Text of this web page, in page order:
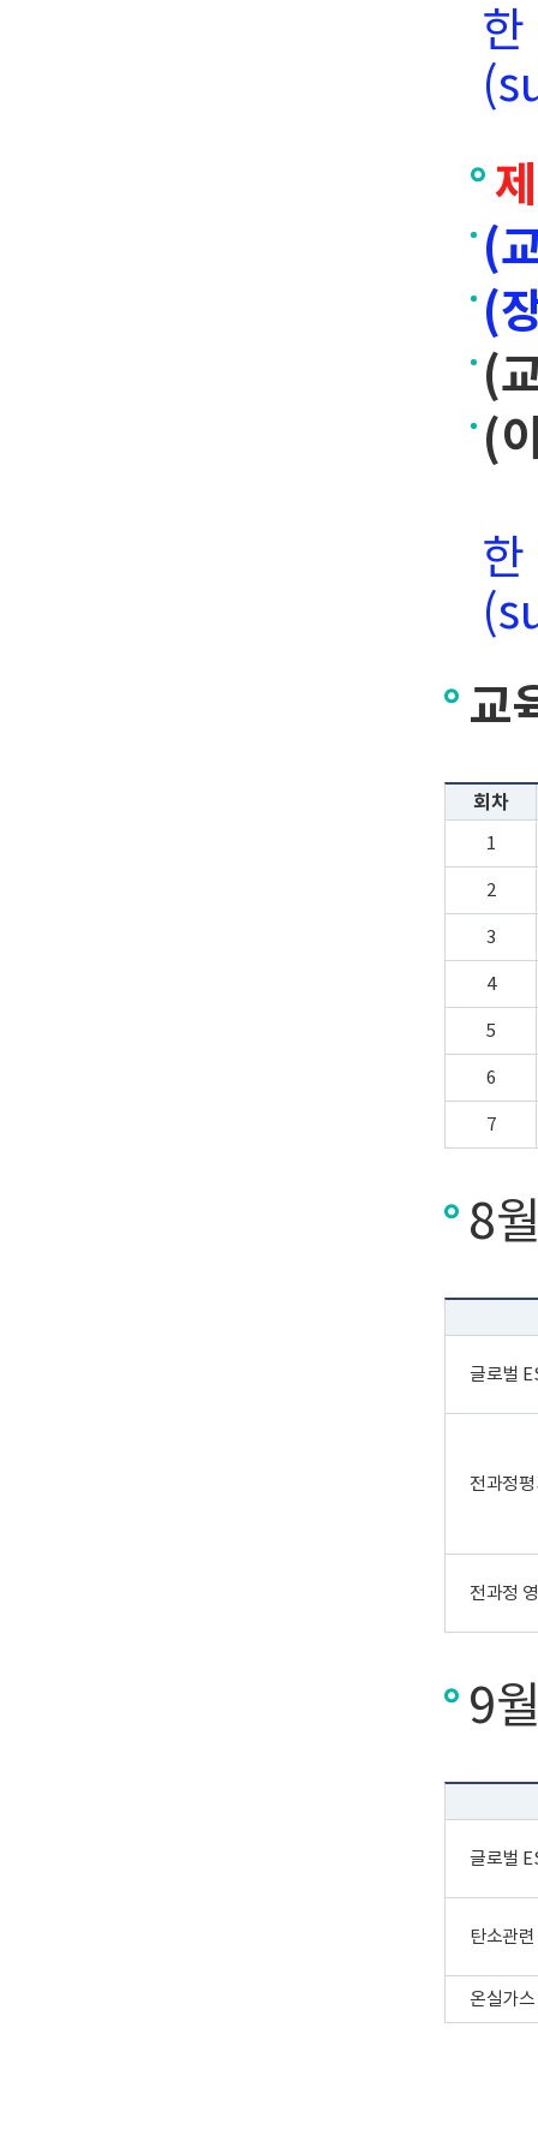
(
(
(
(
교
회차
1
2
3
4
5
6
7
8
글로벌
전과정
전과정
9
글로벌
탄소관
온실가